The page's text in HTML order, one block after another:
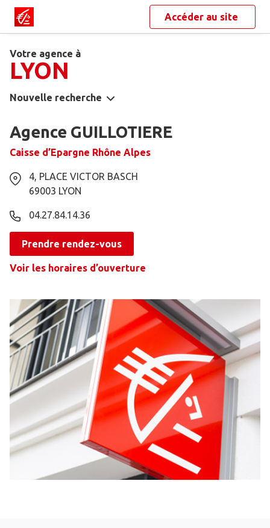
Accéder au site
Votre agence à
LYON
Nouvelle recherche
Agence GUILLOTIERE
Caisse d’Epargne Rhône Alpes
4, PLACE VICTOR BASCH
69003 LYON
04.27.84.14.36
Prendre rendez-vous
Voir les horaires d’ouverture